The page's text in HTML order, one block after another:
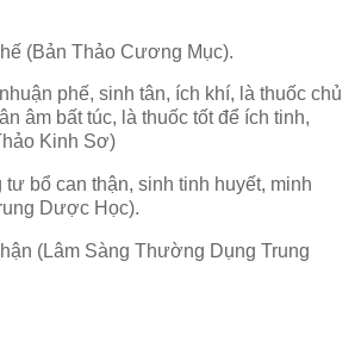
(Bản Thảo Cương Mục).
phế, sinh tân, ích khí, là thuốc chủ
âm bất túc, là thuốc tốt để ích tinh,
Kinh Sơ)
bổ can thận, sinh tinh huyết, minh
Dược Học).
(Lâm Sàng Thường Dụng Trung